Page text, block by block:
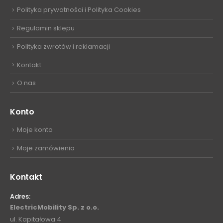
Polityka prywatności i Polityka Cookies
Regulamin sklepu
Polityka zwrotów i reklamacji
Kontakt
O nas
Konto
Moje konto
Moje zamówienia
Kontakt
Adres:
ElectricMobility Sp. z o.o.
ul. Kapitałowa 4